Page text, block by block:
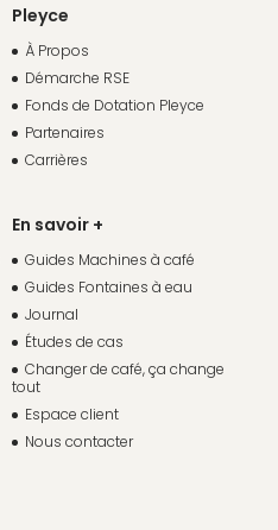
Pleyce
À Propos
Démarche RSE
Fonds de Dotation Pleyce
Partenaires
Carrières
En savoir +
Guides Machines à café
Guides Fontaines à eau
Journal
Études de cas
Changer de café, ça change
tout
Espace client
Nous contacter